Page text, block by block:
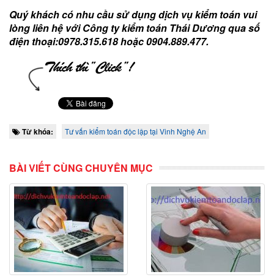
Quý khách có nhu cầu sử dụng dịch vụ kiểm toán vui
lòng liên hệ với Công ty kiểm toán Thái Dương qua số
điện thoại:0978.315.618 hoặc 0904.889.477.
Từ khóa: Tư vấn kiểm toán độc lập tại Vinh Nghệ An
BÀI VIẾT CÙNG CHUYÊN MỤC